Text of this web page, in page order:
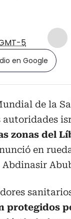
5
en Google
de la
zonas del
en
protegidos